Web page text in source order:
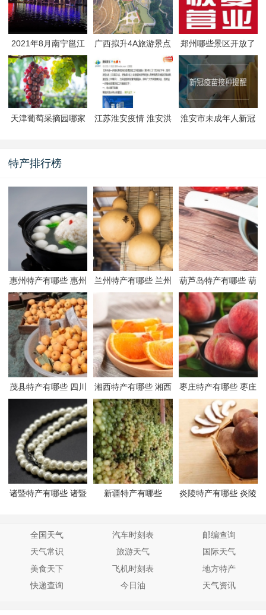
2021年8月南宁邕江
夜游活动
广西拟升4A旅游景点
郑州哪些景区开放了
郑州景区什么时候恢
复开放
天津葡萄采摘园哪家
江苏淮安疫情 淮安洪
淮安市未成年人新冠
特产排行榜
惠州特产有哪些 惠州
有哪些特产
兰州特产有哪些 兰州
有哪些特产
葫芦岛特产有哪些 葫
芦岛有哪些特产
茂县特产有哪些 四川
茂县有哪些特产
湘西特产有哪些 湘西
有哪些特产
枣庄特产有哪些 枣庄
有哪些特产
诸暨特产有哪些 诸暨
新疆特产有哪些
炎陵特产有哪些 炎陵
全国天气 汽车时刻表
邮编查询
天气常识
旅游天气
国际天气
美食天下
飞机时刻表
地方特产
快递查询
今日油 天气资讯